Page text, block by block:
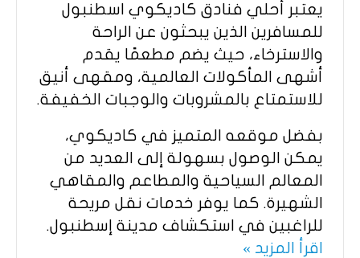
يعتبر أحلي فنادق كاديكوي اسطنبول
للمسافرين الذين يبحثون عن الراحة
والاسترخاء، حيث يضم مطعمًا يقدم
أشهى المأكولات العالمية، ومقهى أنيق
للاستمتاع بالمشروبات والوجبات الخفيفة.
بفضل موقعه المتميز في كاديكوي،
يمكن الوصول بسهولة إلى العديد من
المعالم السياحية والمطاعم والمقاهي
الشهيرة. كما يوفر خدمات نقل مريحة
للراغبين في استكشاف مدينة إسطنبول.
اقرأ المزيد »